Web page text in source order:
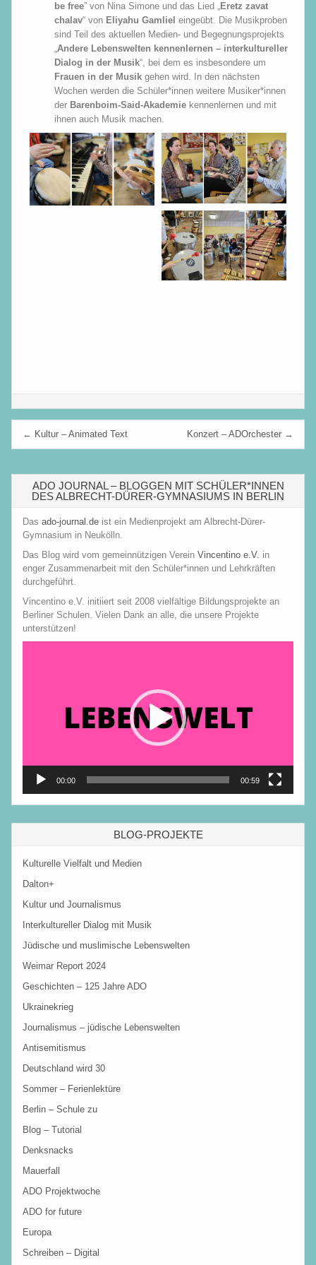
be free” von Nina Simone und das Lied „Eretz zavat
chalav“ von Eliyahu Gamliel eingeübt. Die Musikproben
sind Teil des aktuellen Medien- und Begegnungsprojekts
„Andere Lebenswelten kennenlernen – interkultureller
Dialog in der Musik“, bei dem es insbesondere um
Frauen in der Musik gehen wird. In den nächsten
Wochen werden die Schüler*innen weitere Musiker*innen
der Barenboim-Said-Akademie kennenlernen und mit
ihnen auch Musik machen.
BeitragsnavigationKonzert – ADOrchester →
← Kultur – Animated Text
ADO JOURNAL – BLOGGEN MIT SCHÜLER*INNEN
DES ALBRECHT-DÜRER-GYMNASIUMS IN BERLIN
Das ado-journal.de ist ein Medienprojekt am Albrecht-Dürer-
Gymnasium in Neukölln.
Das Blog wird vom gemeinnützigen Verein Vincentino e.V. in
enger Zusammenarbeit mit den Schüler*innen und Lehrkräften
durchgeführt.
Vincentino e.V. initiiert seit 2008 vielfältige Bildungsprojekte an
Berliner Schulen. Vielen Dank an alle, die unsere Projekte
unterstützen!
00:00 00:59
BLOG-PROJEKTE
Kulturelle Vielfalt und Medien
Dalton+
Kultur und Journalismus
Interkultureller Dialog mit Musik
Jüdische und muslimische Lebenswelten
Weimar Report 2024
Geschichten – 125 Jahre ADO
Ukrainekrieg
Journalismus – jüdische Lebenswelten
Antisemitismus
Deutschland wird 30
Sommer – Ferienlektüre
Berlin – Schule zu
Blog – Tutorial
Denksnacks
Mauerfall
ADO Projektwoche
ADO for future
Europa
Schreiben – Digital